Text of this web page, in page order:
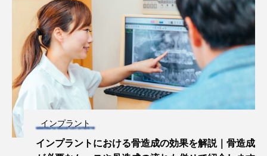
インプラント
インプラントにおける骨造成の効果を解説｜骨造成